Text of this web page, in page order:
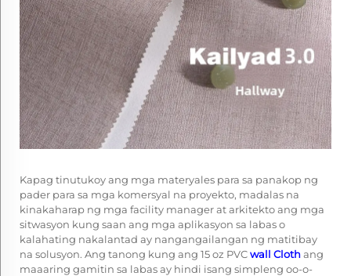
Kapag tinutukoy ang mga materyales para sa panakop ng
pader para sa mga komersyal na proyekto, madalas na
kinakaharap ng mga facility manager at arkitekto ang mga
sitwasyon kung saan ang mga aplikasyon sa labas o
kalahating nakalantad ay nangangailangan ng matitibay
na solusyon. Ang tanong kung ang 15 oz PVCwall Clothang
maaaring gamitin sa labas ay hindi isang simpleng oo-o-